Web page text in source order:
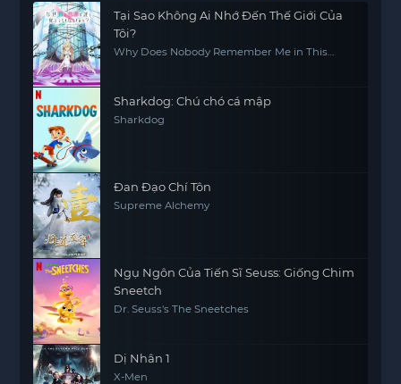
Tại Sao Không Ai Nhớ Đến Thế Giới Của
Tôi?
Why Does Nobody Remember Me in This
Sharkdog: Chú chó cá mập
Sharkdog
Đan Đạo Chí Tôn
Supreme Alchemy
Ngụ Ngôn Của Tiến Sĩ Seuss: Giống Chim
Sneetch
Dr. Seuss's The Sneetches
Dị Nhân 1
X-Men